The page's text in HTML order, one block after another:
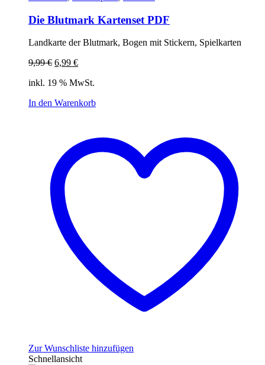
Die Blutmark Kartenset PDF
Landkarte der Blutmark, Bogen mit Stickern, Spielkarten
9,99€ Ursprünglicher
war:
6,99 €Aktueller
ist:
inkl. 19 % MwSt.
In den Warenkorb
Zur Wunschliste hinzufügen
Schnellansicht